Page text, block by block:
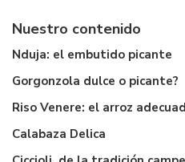
Nuestro contenido
Nduja: el embutido picante
Gorgonzola dulce o picante?
Riso Venere: el arroz
Calabaza Delica